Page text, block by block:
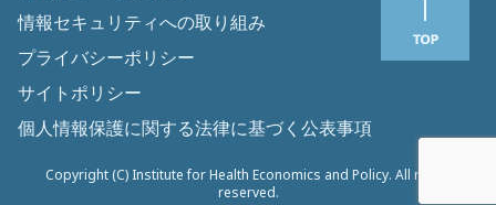
情報セキュリティへの取り組み
プライバシーポリシー
サイトポリシー
個人情報保護に関する法律に基づく公表事項
Copyright (C) Institute for Health Economics and Policy. All rights
reserved.